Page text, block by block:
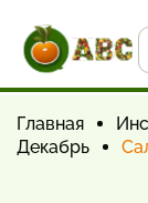
Главная
Декабрь